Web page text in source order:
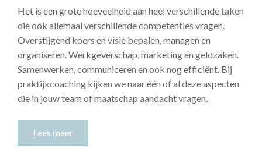
Het is een grote hoeveelheid aan heel verschillende taken
die ook allemaal verschillende competenties vragen.
Overstijgend koers en visie bepalen, managen en
organiseren. Werkgeverschap, marketing en geldzaken.
Samenwerken, communiceren en ook nog efficiënt. Bij
praktijkcoaching kijken we naar één of al deze aspecten
die in jouw team of maatschap aandacht vragen.
Lees meer